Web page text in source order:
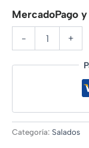
MercadoPago
- +
Categoría: Salados